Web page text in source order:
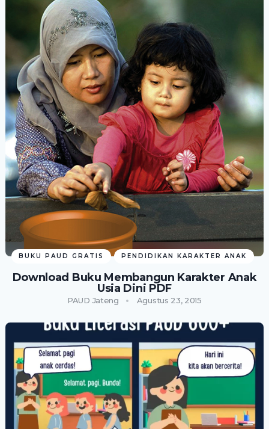
BUKU PAUD GRATIS PENDIDIKAN KARAKTER ANAK
Download Buku Membangun Karakter Anak
Usia Dini PDF
PAUD Jateng Agustus 23, 2015